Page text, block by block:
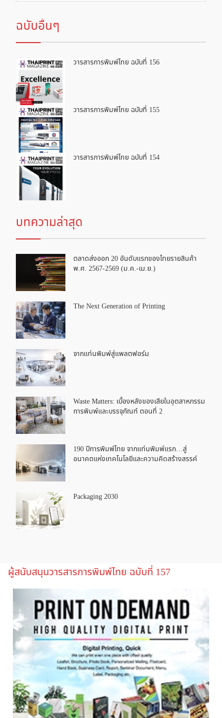
ฉบับอื่นๆ
วารสารการพิมพ์ไทย ฉบับที่ 156
วารสารการพิมพ์ไทย ฉบับที่ 155
วารสารการพิมพ์ไทย ฉบับที่ 154
บทความล่าสุด
ตลาดส่งออก 20 อันดับแรกของไทยรายสินค้า
พ.ศ. 2567-2569 (ม.ค.-เม.ย.)
The Next Generation of Printing
จากแท่นพิมพ์สู่แพลตฟอร์ม
Waste Matters: เบื้องหลังของเสียในอุตสาหกรรม
การพิมพ์และบรรจุภัณฑ์ ตอนที่ 2
190 ปีการพิมพ์ไทย จากแท่นพิมพ์แรก…สู่
อนาคตแห่งเทคโนโลยีและความคิดสร้างสรรค์
Packaging 2030
ผู้สนับสนุนวารสารการพิมพ์ไทย ฉบับที่ 157